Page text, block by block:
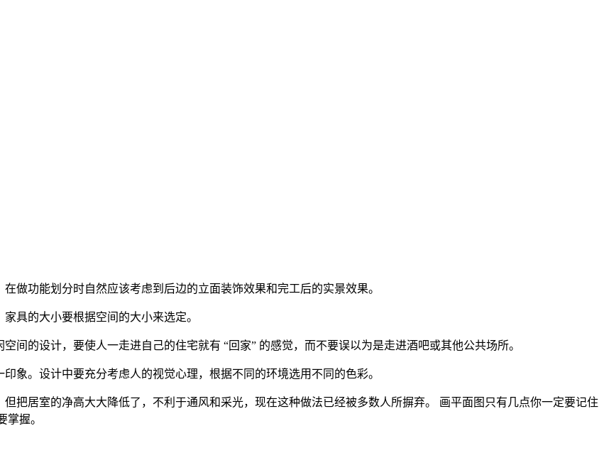
做功能划分时自然应该考虑到后边的立面装饰效果和完工后的实景效果。
具的大小要根据空间的大小来选定。
间的设计，要使人一走进自己的住宅就有 “回家” 的感觉，而不要误以为是走进酒吧或其他公共场所。
象。设计中要充分考虑人的视觉心理，根据不同的环境选用不同的色彩。
把居室的净高大大降低了，不利于通风和采光，现在这种做法已经被多数人所摒弃。 画平面图只有几点你一定要记住
握。